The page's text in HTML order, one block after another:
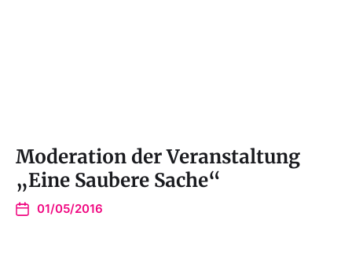
Moderation der Veranstaltung
„Eine Saubere Sache“
01/05/2016